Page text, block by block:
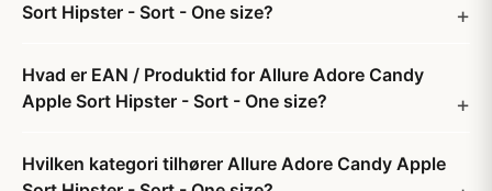
Sort Hipster - Sort - One size?
Hvad er EAN / Produktid for Allure Adore Candy
Apple Sort Hipster - Sort - One size?
Hvilken kategori tilhører Allure Adore Candy Apple